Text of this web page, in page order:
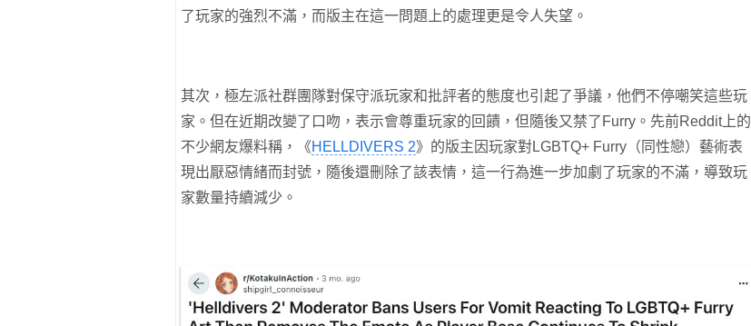
了玩家的強烈不滿，而版主在這一問題上的處理更是令人失望。
其次，極左派社群團隊對保守派玩家和批評者的態度也引起了爭議，他們不停嘲笑這些玩
家。但在近期改變了口吻，表示會尊重玩家的回饋，但隨後又禁了Furry。先前Reddit上的
不少網友爆料稱，《HELLDIVERS 2》的版主因玩家對LGBTQ+ Furry（同性戀）藝術表
現出厭惡情緒而封號，隨後還刪除了該表情，這一行為進一步加劇了玩家的不滿，導致玩
家數量持續減少。